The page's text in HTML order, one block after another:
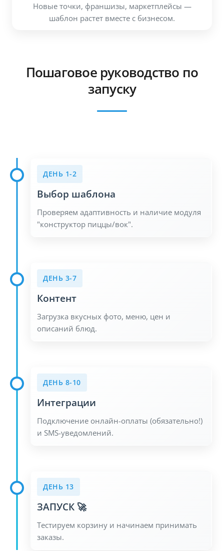
Новые точки, франшизы, маркетплейсы —
шаблон растет вместе с бизнесом.
Пошаговое руководство по
запуску
ДЕНЬ 1-2
Выбор шаблона
Проверяем адаптивность и наличие модуля
"конструктор пиццы/вок".
ДЕНЬ 3-7
Контент
Загрузка вкусных фото, меню, цен и
описаний блюд.
ДЕНЬ 8-10
Интеграции
Подключение онлайн-оплаты (обязательно!)
и SMS-уведомлений.
ДЕНЬ 13
ЗАПУСК 🚀
Тестируем корзину и начинаем принимать
заказы.